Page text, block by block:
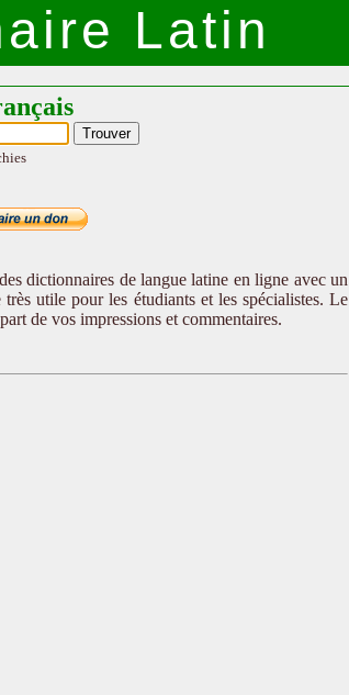
Latin
dictionnaires de langue latine en ligne avec un
utile pour les étudiants et les spécialistes. Le
de vos impressions et commentaires.